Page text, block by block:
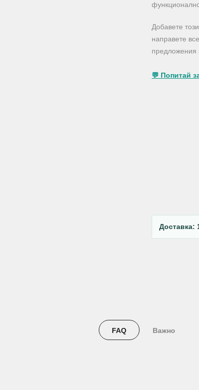
Добавете
направете
предложения
💬 Попитай
Доставка:
FAQ Важно